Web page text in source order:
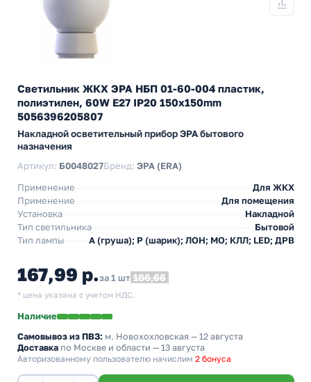
Светильник ЖКХ ЭРА НБП 01-60-004 пластик,
полиэтилен, 60W Е27 IP20 150х150mm
5056396205807
Накладной осветительный прибор ЭРА бытового
назначения
Артикул: Б0048027Бренд: ЭРА (ERA)
Применение
Для ЖКХ
Применение
Для помещения
Установка
Накладной
Тип светильника
Бытовой
Тип лампы
A (груша); P (шарик); ЛОН; МО; КЛЛ; LED; ДРВ
167,99 р.за 1 шт 186,66
* цена указана с учетом НДС.
Наличие
Самовывоз из ПВЗ: м. Новохохловская — 12 августа
Доставка по Москве и области — 13 августа
Авторизованному пользователю начислим 2 бонуса